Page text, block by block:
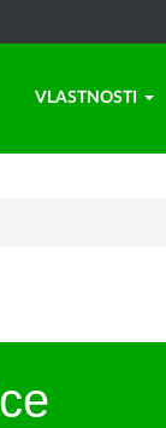
VLASTNOSTI